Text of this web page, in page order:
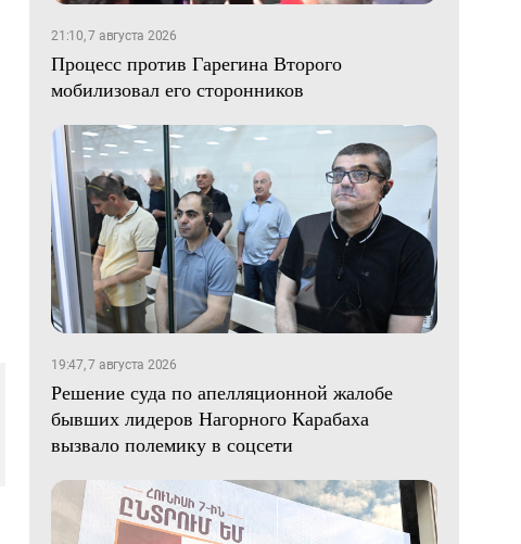
21:10, 7 августа 2026
Процесс против Гарегина Второго
мобилизовал его сторонников
19:47, 7 августа 2026
Решение суда по апелляционной жалобе
бывших лидеров Нагорного Карабаха
вызвало полемику в соцсети